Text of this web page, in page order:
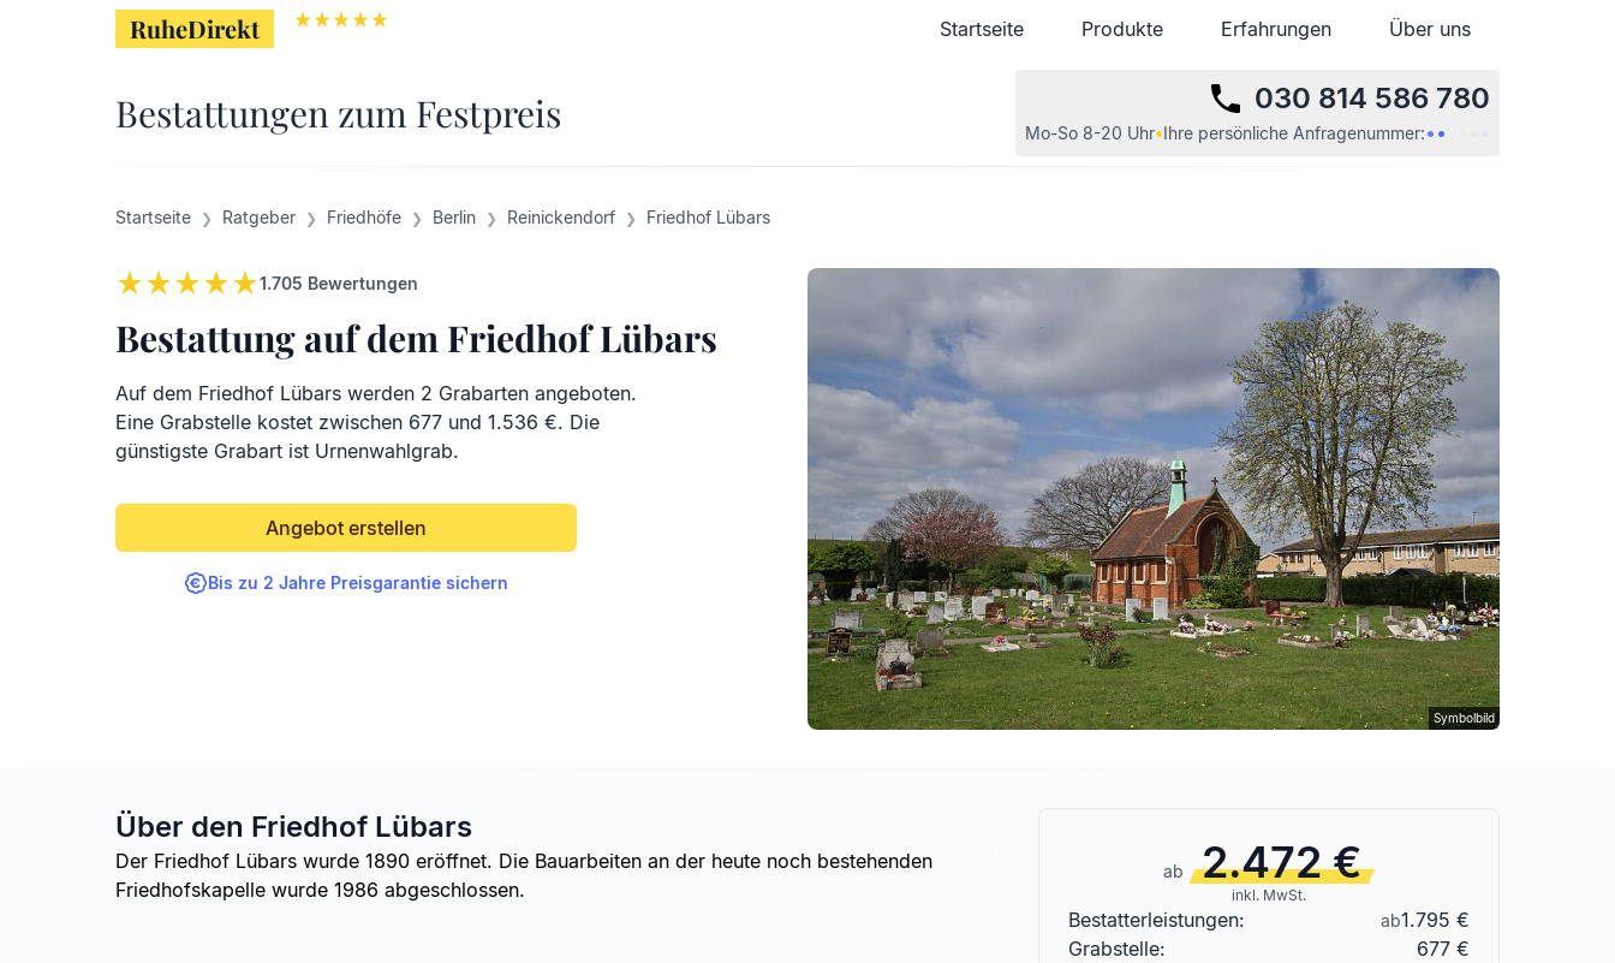
RuheDirekt Startseite Produkte Erfahrungen Über uns
Bestattungen zum Festpreis 030 814 586 780
Mo-So 8-20 Uhr•Ihre persönliche Anfragenummer:• •
RuheDirekt Startseite Produkte Erfahrungen Über uns
Startseite Ratgeber Friedhöfe Berlin Reinickendorf Friedhof Lübars
1.705 Bewertungen
Bestattung auf dem Friedhof Lübars
Auf dem Friedhof Lübars werden 2 Grabarten angeboten.
Eine Grabstelle kostet zwischen 677 und 1.536 €. Die
günstigste Grabart ist Urnenwahlgrab.
Angebot erstellen
Bis zu 2 Jahre Preisgarantie sichern
Symbolbild
Über den Friedhof Lübars
Der Friedhof Lübars wurde 1890 eröffnet. Die Bauarbeiten an der heute noch bestehenden
Friedhofskapelle wurde 1986 abgeschlossen.
ab 2.472 €
inkl. MwSt.
Bestatterleistungen: ab1.795 €
Grabstelle:
677 €